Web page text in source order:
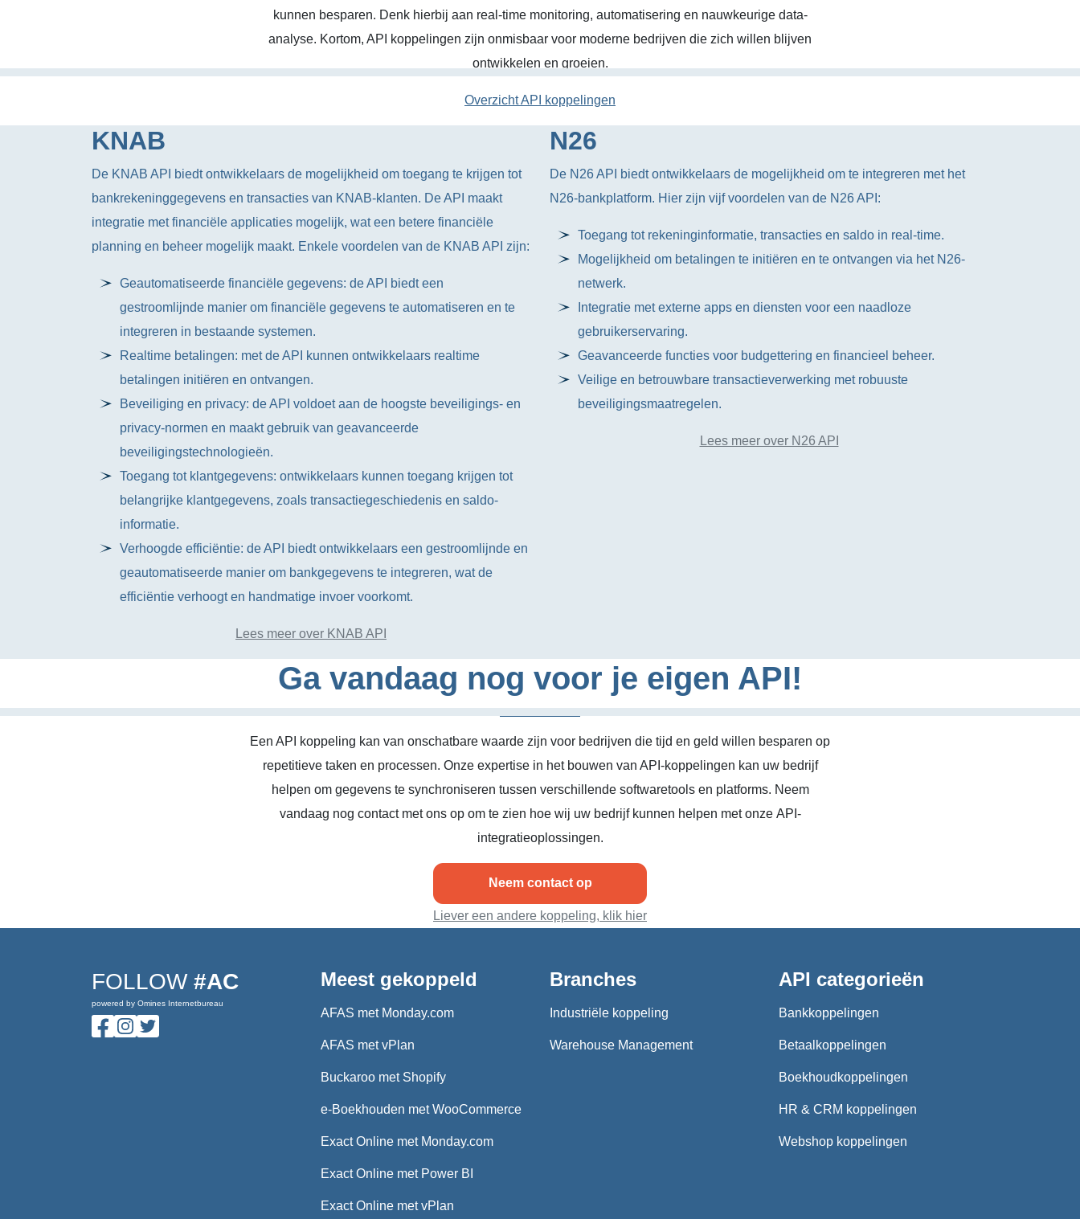
kunnen besparen. Denk hierbij aan real-time monitoring, automatisering en nauwkeurige data-
analyse. Kortom, API koppelingen zijn onmisbaar voor moderne bedrijven die zich willen blijven
ontwikkelen en groeien.
Overzicht API koppelingen
KNAB
De KNAB API biedt ontwikkelaars de mogelijkheid om toegang te krijgen tot
bankrekeninggegevens en transacties van KNAB-klanten. De API maakt
integratie met financiële applicaties mogelijk, wat een betere financiële
planning en beheer mogelijk maakt. Enkele voordelen van de KNAB API zijn:
Geautomatiseerde financiële gegevens: de API biedt een
gestroomlijnde manier om financiële gegevens te automatiseren en te
integreren in bestaande systemen.
Realtime betalingen: met de API kunnen ontwikkelaars realtime
betalingen initiëren en ontvangen.
Beveiliging en privacy: de API voldoet aan de hoogste beveiligings- en
privacy-normen en maakt gebruik van geavanceerde
beveiligingstechnologieën.
Toegang tot klantgegevens: ontwikkelaars kunnen toegang krijgen tot
belangrijke klantgegevens, zoals transactiegeschiedenis en saldo-
informatie.
Verhoogde efficiëntie: de API biedt ontwikkelaars een gestroomlijnde en
geautomatiseerde manier om bankgegevens te integreren, wat de
efficiëntie verhoogt en handmatige invoer voorkomt.
Lees meer over KNAB API
N26
De N26 API biedt ontwikkelaars de mogelijkheid om te integreren met het
N26-bankplatform. Hier zijn vijf voordelen van de N26 API:
Toegang tot rekeninginformatie, transacties en saldo in real-time.
Mogelijkheid om betalingen te initiëren en te ontvangen via het N26-
netwerk.
Integratie met externe apps en diensten voor een naadloze
gebruikerservaring.
Geavanceerde functies voor budgettering en financieel beheer.
Veilige en betrouwbare transactieverwerking met robuuste
beveiligingsmaatregelen.
Lees meer over N26 API
Ga vandaag nog voor je eigen API!
Een API koppeling kan van onschatbare waarde zijn voor bedrijven die tijd en geld willen besparen op
repetitieve taken en processen. Onze expertise in het bouwen van API-koppelingen kan uw bedrijf
helpen om gegevens te synchroniseren tussen verschillende softwaretools en platforms. Neem
vandaag nog contact met ons op om te zien hoe wij uw bedrijf kunnen helpen met onze API-
integratieoplossingen.
Neem contact op
Liever een andere koppeling, klik hier
FOLLOW #AC
powered by Omines Internetbureau
Meest gekoppeld
AFAS met Monday.com
AFAS met vPlan
Buckaroo met Shopify
e-Boekhouden met WooCommerce
Exact Online met Monday.com
Exact Online met Power BI
Exact Online met vPlan
Branches
Industriële koppeling
Warehouse Management
API categorieën
Bankkoppelingen
Betaalkoppelingen
Boekhoudkoppelingen
HR & CRM koppelingen
Webshop koppelingen